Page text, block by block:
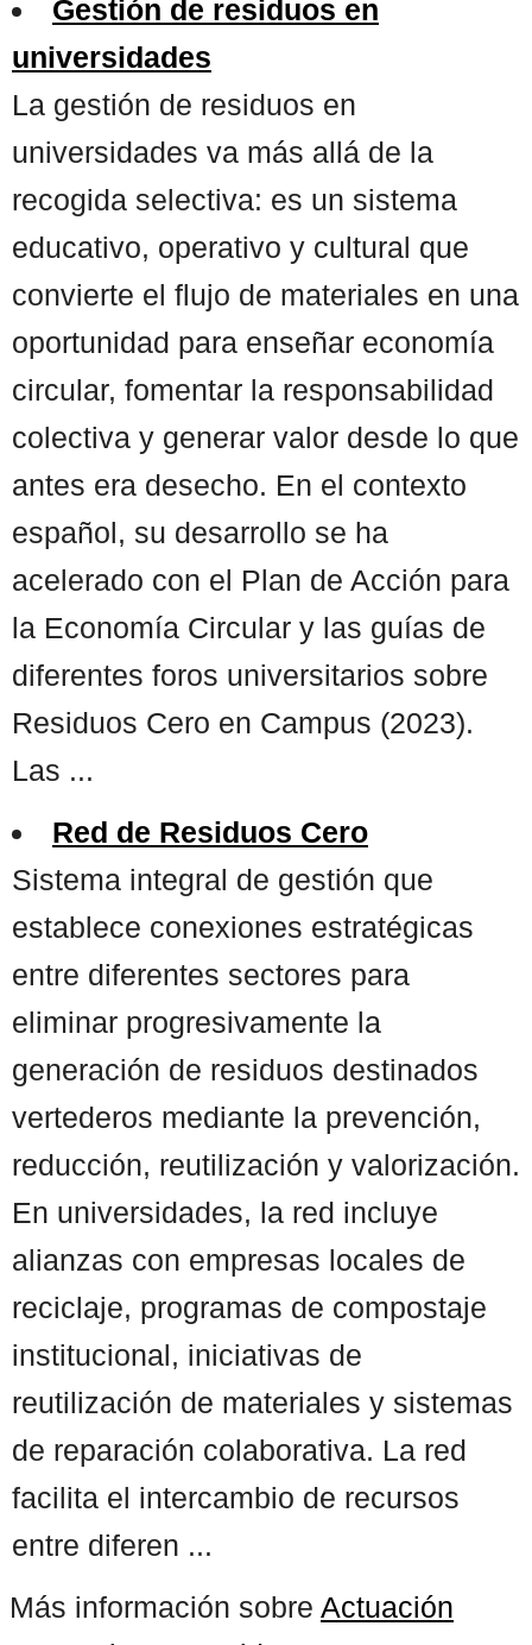
Gestión de residuos en
universidades
La gestión de residuos en
universidades va más allá de la
recogida selectiva: es un sistema
educativo, operativo y cultural que
convierte el flujo de materiales en una
oportunidad para enseñar economía
circular, fomentar la responsabilidad
colectiva y generar valor desde lo que
antes era desecho. En el contexto
español, su desarrollo se ha
acelerado con el Plan de Acción para
la Economía Circular y las guías de
diferentes foros universitarios sobre
Residuos Cero en Campus (2023).
Las ...
Red de Residuos Cero
Sistema integral de gestión que
establece conexiones estratégicas
entre diferentes sectores para
eliminar progresivamente la
generación de residuos destinados
vertederos mediante la prevención,
reducción, reutilización y valorización.
En universidades, la red incluye
alianzas con empresas locales de
reciclaje, programas de compostaje
institucional, iniciativas de
reutilización de materiales y sistemas
de reparación colaborativa. La red
facilita el intercambio de recursos
entre diferen ...
Más información sobre Actuación